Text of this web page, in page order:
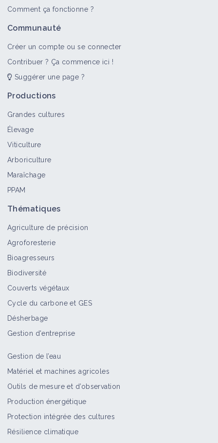
Comment ça fonctionne ?
Communauté
Créer un compte ou se connecter
Contribuer ? Ça commence ici !
Suggérer une page ?
Productions
Grandes cultures
Élevage
Viticulture
Arboriculture
Maraîchage
PPAM
Thématiques
Agriculture de précision
Agroforesterie
Bioagresseurs
Biodiversité
Couverts végétaux
Cycle du carbone et GES
Désherbage
Gestion d'entreprise
Gestion de l’eau
Matériel et machines agricoles
Outils de mesure et d’observation
Production énergétique
Protection intégrée des cultures
Résilience climatique